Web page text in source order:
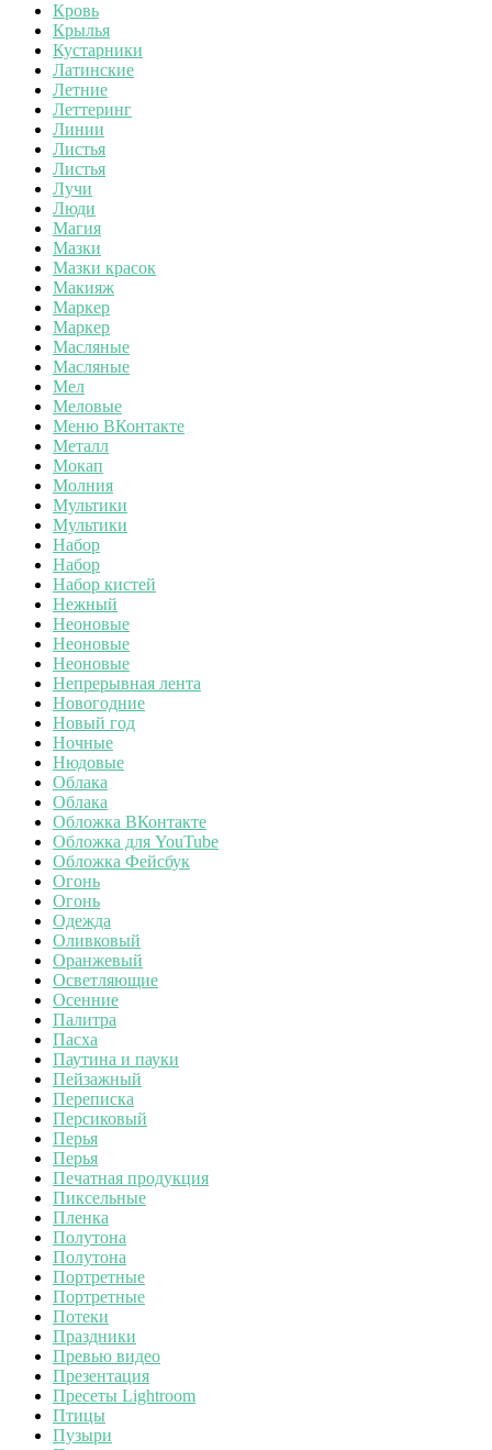
Кровь
Крылья
Кустарники
Латинские
Летние
Леттеринг
Линии
Листья
Листья
Лучи
Люди
Магия
Мазки
Мазки красок
Макияж
Маркер
Маркер
Масляные
Масляные
Мел
Меловые
Меню ВКонтакте
Металл
Мокап
Молния
Мультики
Мультики
Набор
Набор
Набор кистей
Нежный
Неоновые
Неоновые
Неоновые
Непрерывная лента
Новогодние
Новый год
Ночные
Нюдовые
Облака
Облака
Обложка ВКонтакте
Обложка для YouTube
Обложка Фейсбук
Огонь
Огонь
Одежда
Оливковый
Оранжевый
Осветляющие
Осенние
Палитра
Пасха
Паутина и пауки
Пейзажный
Переписка
Персиковый
Перья
Перья
Печатная продукция
Пиксельные
Пленка
Полутона
Полутона
Портретные
Портретные
Потеки
Праздники
Превью видео
Презентация
Пресеты Lightroom
Птицы
Пузыри